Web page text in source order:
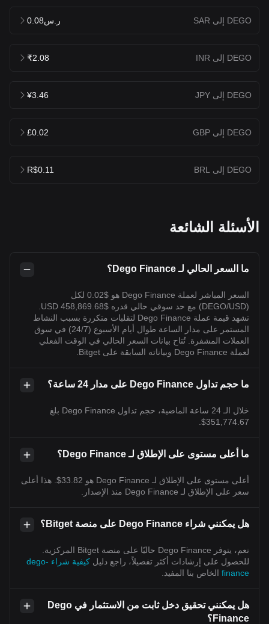
DEGO إلى SAR ر.س0.08
DEGO إلى INR ₹2.08
DEGO إلى JPY ¥3.46
DEGO إلى GBP £0.02
DEGO إلى BRL R$0.11
الأسئلة الشائعة
ما السعر الحالي لـ Dego Finance؟
السعر المباشر لعملة Dego Finance هو $0.02 لكل
تشهد قيمة عملة Dego Finance لتقلبات متكررة بسبب النشاط
المستمر على مدار الساعة طوال أيام الأسبوع (24/7) في سوق
العملات المشفرة. تُتاح بيانات السعر الحالي في الوقت الفعلي
لعملة Dego Finance وبياناته السابقة على Bitget.
ما حجم تداول Dego Finance على مدار 24 ساعة؟
خلال الـ 24 ساعة الماضية، حجم تداول Dego Finance بلغ
351,774.67$.
ما أعلى مستوى على الإطلاق لـ Dego Finance؟
أعلى مستوى على الإطلاق لـ Dego Finance هو 33.82$. هذا أعلى
سعر على الإطلاق لـ Dego Finance منذ الإصدار.
هل يمكنني شراء Dego Finance على منصة Bitget؟
نعم، يتوفر Dego Finance حاليًا على منصة Bitget المركزية.
للحصول على إرشادات أكثر تفصيلاً، راجع دليل
كيفية شراء dego-
finance الخاص بنا المفيد.
هل يمكنني تحقيق دخل ثابت من الاستثمار في Dego
Finance؟